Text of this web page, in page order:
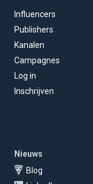
Influencers
Publishers
Kanalen
Campagnes
Log in
Inschrijven
Nieuws
Blog